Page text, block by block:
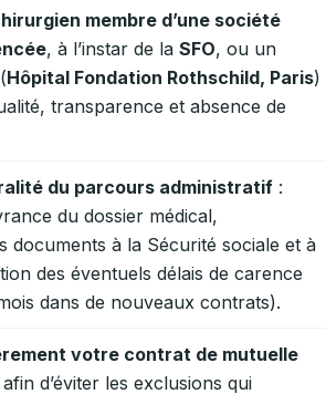
membre d’une société
, à l’instar de la SFO, ou un
Hôpital Fondation Rothschild, Paris)
transparence et absence de
du parcours administratif :
du dossier médical,
documents à la Sécurité sociale et à
des éventuels délais de carence
dans de nouveaux contrats).
votre contrat de mutuelle
afin d’éviter les exclusions qui